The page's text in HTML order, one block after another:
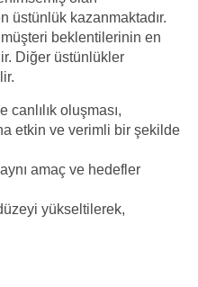
üstünlük kazanmaktadır.
beklentilerinin en
Diğer üstünlükler
oluşması,
etkin ve verimli bir şekilde
amaç ve hedefler
yükseltilerek,